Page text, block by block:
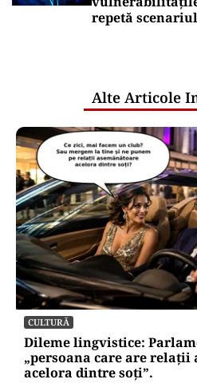
repetă
Alte Articole
CULTURĂ
Dileme lingvistice:
„persoana care are relații
acelora dintre soți”.